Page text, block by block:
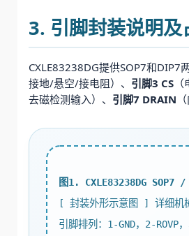
3. 引脚封装说明及
CXLE83238DG提供SOP7和
接地/悬空/接电阻）、 引脚3 CS
去磁检测输入）、 引脚7 DRAIN
图1. CXLE83238DG SOP7
[ 封装外形示意图 ] 详细机
引脚排列：1-GND，2-ROVP